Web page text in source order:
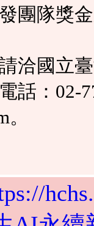
團隊獎
洽國立
話：02-